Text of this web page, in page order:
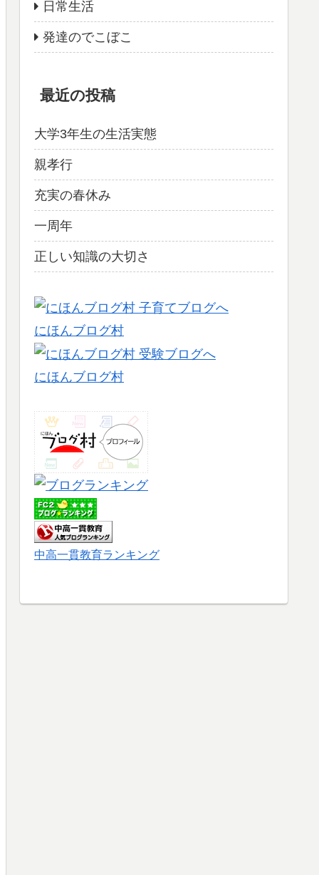
日常生活
発達のでこぼこ
最近の投稿
大学3年生の生活実態
親孝行
充実の春休み
一周年
正しい知識の大切さ
にほんブログ村
にほんブログ村
中高一貫教育ランキング